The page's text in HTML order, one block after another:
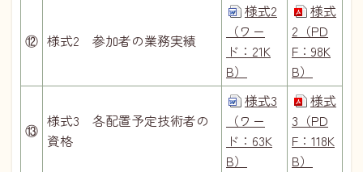
⑫ 様式2 参加者の業務実績
様式2
（ワー
ド：21K
B）
様式
2（PD
F：98K
B）
⑬ 様式3 各配置予定技術者の
資格
様式3
（ワー
ド：63K
B）
様式
3（PD
F：118K
B）